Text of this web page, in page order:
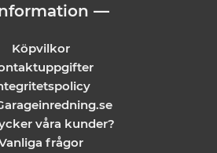
—
Köpvilkor
våra kunder?
frågor